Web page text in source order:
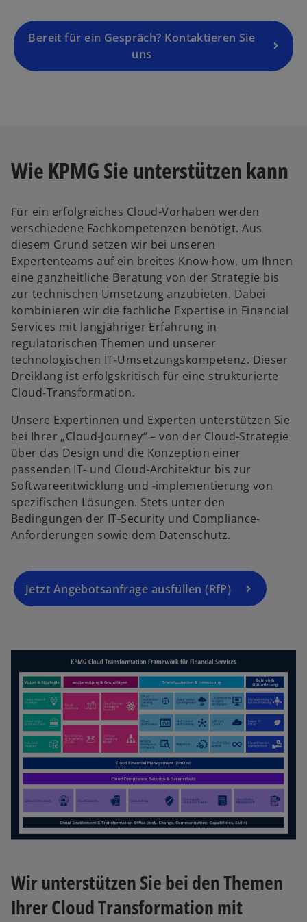
Bereit für ein Gespräch? Kontaktieren Sie
uns
Wie KPMG Sie unterstützen kann
Für ein erfolgreiches Cloud-Vorhaben werden
verschiedene Fachkompetenzen benötigt. Aus
diesem Grund setzen wir bei unseren
Expertenteams auf ein breites Know-how, um Ihnen
eine ganzheitliche Beratung von der Strategie bis
zur technischen Umsetzung anzubieten. Dabei
kombinieren wir die fachliche Expertise in Financial
Services mit langjähriger Erfahrung in
regulatorischen Themen und unserer
technologischen IT-Umsetzungskompetenz. Dieser
Dreiklang ist erfolgskritisch für eine strukturierte
Cloud-Transformation.
Unsere Expertinnen und Experten unterstützen Sie
bei Ihrer „Cloud-Journey“ – von der Cloud-Strategie
über das Design und die Konzeption einer
passenden IT- und Cloud-Architektur bis zur
Softwareentwicklung und -implementierung von
spezifischen Lösungen. Stets unter den
Bedingungen der IT-Security und Compliance-
Anforderungen sowie dem Datenschutz.
Jetzt Angebotsanfrage ausfüllen (RfP)
w
i
n
n
e
e
e
e
is
r
k
a
r
t
e
g
e
ö
n
e
Wir unterstützen Sie bei den Themen
Ihrer Cloud Transformation mit